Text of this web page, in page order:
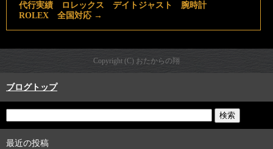
代行実績 ロレックス デイトジャスト 腕時計
ROLEX 全国対応 →
Copyright (C) おたからの翔
ブログトップ
最近の投稿